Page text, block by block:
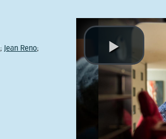
; Jean Reno;